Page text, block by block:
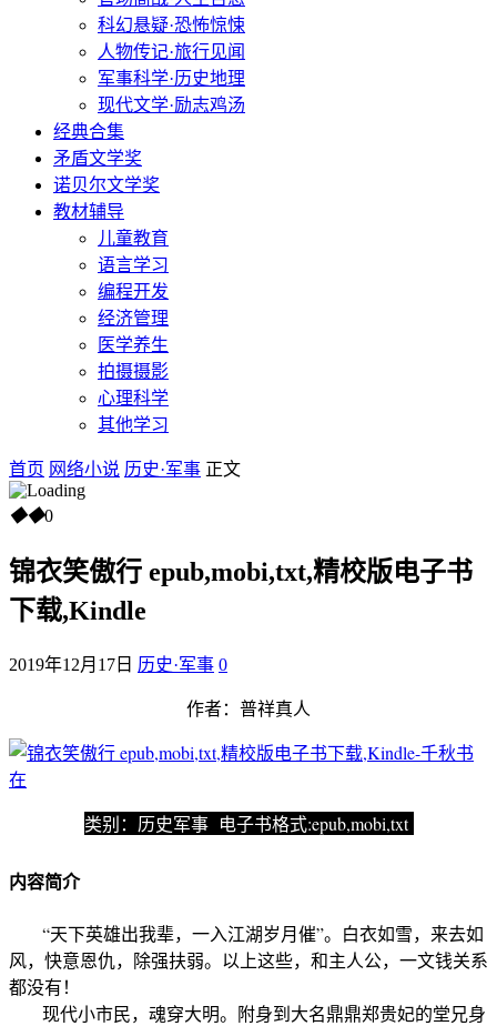
科幻悬疑·恐怖惊悚
人物传记·旅行见闻
军事科学·历史地理
现代文学·励志鸡汤
经典合集
矛盾文学奖
诺贝尔文学奖
教材辅导
儿童教育
语言学习
编程开发
经济管理
医学养生
拍摄摄影
心理科学
其他学习
首页 网络小说 历史·军事 正文
◆◆0
锦衣笑傲行 epub,mobi,txt,精校版电子书
下载,Kindle
2019年12月17日 历史·军事 0
作者：普祥真人
类别：历史军事 电子书格式:epub,mobi,txt
内容简介
“天下英雄出我辈，一入江湖岁月催”。白衣如雪，来去如
风，快意恩仇，除强扶弱。以上这些，和主人公，一文钱关系
都没有！
现代小市民，魂穿大明。附身到大名鼎鼎郑贵妃的堂兄身